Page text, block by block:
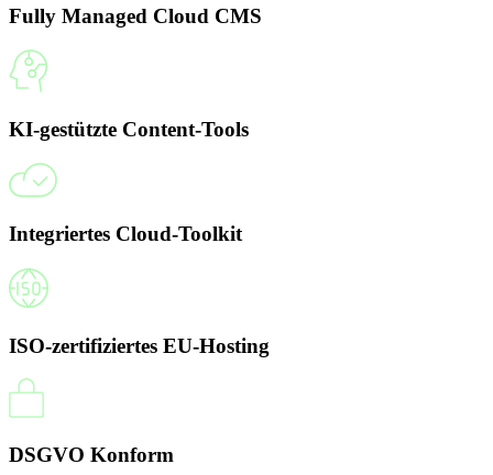
Fully Managed Cloud CMS
KI-gestützte Content-Tools
Integriertes Cloud-Toolkit
ISO-zertifiziertes EU-Hosting
DSGVO Konform